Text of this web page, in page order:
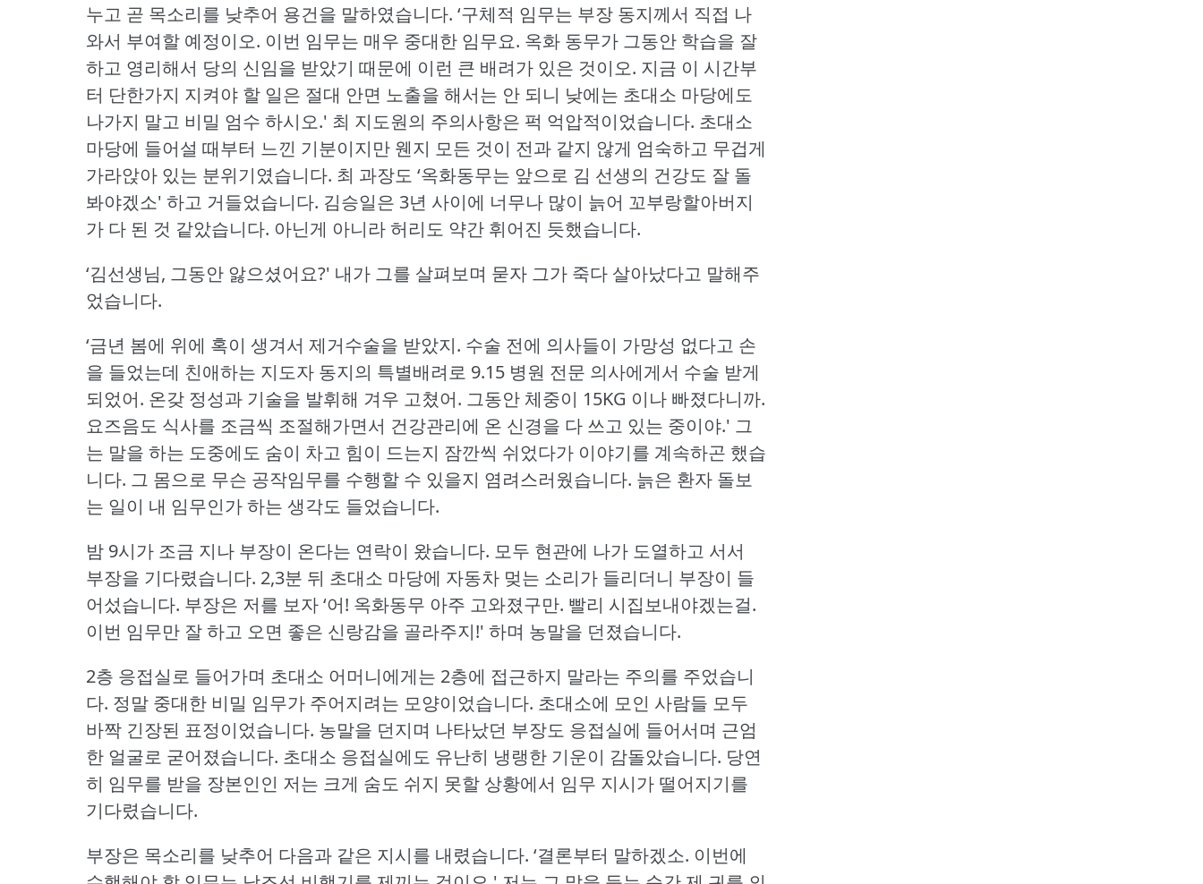
누고 곧 목소리를 낮추어 용건을 말하였습니다. ‘구체적 임무는 부장 동지께서 직접 나
와서 부여할 예정이오. 이번 임무는 매우 중대한 임무요. 옥화 동무가 그동안 학습을 잘
하고 영리해서 당의 신임을 받았기 때문에 이런 큰 배려가 있은 것이오. 지금 이 시간부
터 단한가지 지켜야 할 일은 절대 안면 노출을 해서는 안 되니 낮에는 초대소 마당에도
나가지 말고 비밀 엄수 하시오.' 최 지도원의 주의사항은 퍽 억압적이었습니다. 초대소
마당에 들어설 때부터 느낀 기분이지만 웬지 모든 것이 전과 같지 않게 엄숙하고 무겁게
가라앉아 있는 분위기였습니다. 최 과장도 ‘옥화동무는 앞으로 김 선생의 건강도 잘 돌
봐야겠소' 하고 거들었습니다. 김승일은 3년 사이에 너무나 많이 늙어 꼬부랑할아버지
가 다 된 것 같았습니다. 아닌게 아니라 허리도 약간 휘어진 듯했습니다.
‘김선생님, 그동안 앓으셨어요?' 내가 그를 살펴보며 묻자 그가 죽다 살아났다고 말해주
었습니다.
‘금년 봄에 위에 혹이 생겨서 제거수술을 받았지. 수술 전에 의사들이 가망성 없다고 손
을 들었는데 친애하는 지도자 동지의 특별배려로 9.15 병원 전문 의사에게서 수술 받게
되었어. 온갖 정성과 기술을 발휘해 겨우 고쳤어. 그동안 체중이 15KG 이나 빠졌다니까.
요즈음도 식사를 조금씩 조절해가면서 건강관리에 온 신경을 다 쓰고 있는 중이야.' 그
는 말을 하는 도중에도 숨이 차고 힘이 드는지 잠깐씩 쉬었다가 이야기를 계속하곤 했습
니다. 그 몸으로 무슨 공작임무를 수행할 수 있을지 염려스러웠습니다. 늙은 환자 돌보
는 일이 내 임무인가 하는 생각도 들었습니다.
밤 9시가 조금 지나 부장이 온다는 연락이 왔습니다. 모두 현관에 나가 도열하고 서서
부장을 기다렸습니다. 2,3분 뒤 초대소 마당에 자동차 멎는 소리가 들리더니 부장이 들
어섰습니다. 부장은 저를 보자 ‘어! 옥화동무 아주 고와졌구만. 빨리 시집보내야겠는걸.
이번 임무만 잘 하고 오면 좋은 신랑감을 골라주지!' 하며 농말을 던졌습니다.
2층 응접실로 들어가며 초대소 어머니에게는 2층에 접근하지 말라는 주의를 주었습니
다. 정말 중대한 비밀 임무가 주어지려는 모양이었습니다. 초대소에 모인 사람들 모두
바짝 긴장된 표정이었습니다. 농말을 던지며 나타났던 부장도 응접실에 들어서며 근엄
한 얼굴로 굳어졌습니다. 초대소 응접실에도 유난히 냉랭한 기운이 감돌았습니다. 당연
히 임무를 받을 장본인인 저는 크게 숨도 쉬지 못할 상황에서 임무 지시가 떨어지기를
기다렸습니다.
부장은 목소리를 낮추어 다음과 같은 지시를 내렸습니다. ‘결론부터 말하겠소. 이번에